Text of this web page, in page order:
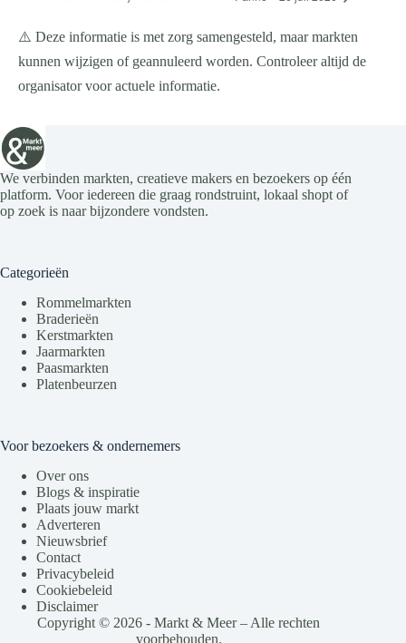
⚠️ Deze informatie is met zorg samengesteld, maar markten
kunnen wijzigen of geannuleerd worden. Controleer altijd de
organisator voor actuele informatie.
We verbinden markten, creatieve makers en bezoekers op één
platform. Voor iedereen die graag rondstruint, lokaal shopt of
op zoek is naar bijzondere vondsten.
Categorieën
Rommelmarkten
Braderieën
Kerstmarkten
Jaarmarkten
Paasmarkten
Platenbeurzen
Voor bezoekers & ondernemers
Over ons
Blogs & inspiratie
Plaats jouw markt
Adverteren
Nieuwsbrief
Contact
Privacybeleid
Cookiebeleid
Disclaimer
Copyright © 2026 - Markt & Meer – Alle rechten
voorbehouden.